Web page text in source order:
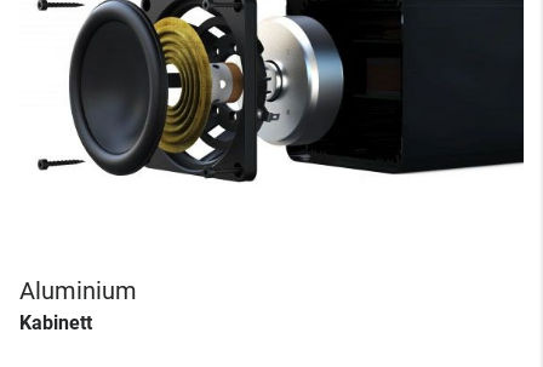
Aluminium
Kabinett